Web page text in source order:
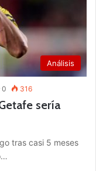
Análisis
0 316
sería
tras casi 5 meses